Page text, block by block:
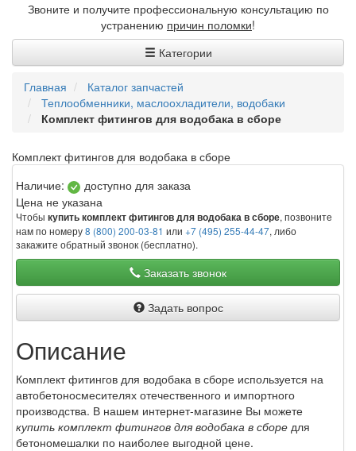
Звоните и получите профессиональную консультацию по
устранению причин поломки!
Категории
Главная
Каталог запчастей
Теплообменники, маслоохладители, водобаки
Комплект фитингов для водобака в сборе
Комплект фитингов для водобака в сборе
Наличие:
доступно для заказа
Цена не указана
Чтобы купить комплект фитингов для водобака в сборе, позвоните
нам по номеру8 (800) 200-03-81 или +7 (495) 255-44-47, либо
закажите обратный звонок (бесплатно).
Заказать звонок
Задать вопрос
Описание
Комплект фитингов для водобака в сборе используется на
автобетоносмесителях отечественного и импортного
производства. В нашем интернет-магазине Вы можете
купить комплект фитингов для водобака в сборе для
бетономешалки по наиболее выгодной цене.